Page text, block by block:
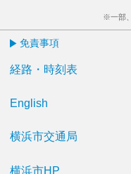
※一部
免責事項
経路・時刻表
English
横浜市交通局
横浜市HP